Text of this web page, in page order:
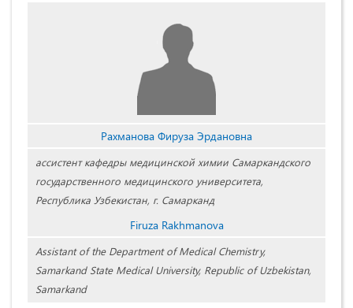
Рахманова Фируза Эрдановна
ассистент кафедры медицинской химии Самаркандского
государственного медицинского университета,
Республика Узбекистан, г. Самарканд
Firuza Rakhmanova
Assistant of the Department of Medical Chemistry,
Samarkand State Medical University, Republic of Uzbekistan,
Samarkand